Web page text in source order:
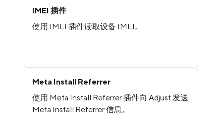
IMEI 插件
使用 IMEI 插件读取设备 IMEI。
Meta Install Referrer
使用 Meta Install Referrer 插件向 Adjust 发送
Meta Install Referrer 信息。